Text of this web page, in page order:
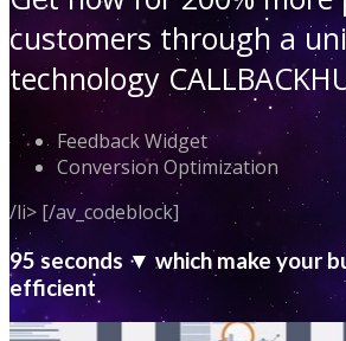
customers through a
technology
Feedback Widget
Conversion Optimization
/li> [/av_codeblock]
95 seconds ▼ which make your
efficient